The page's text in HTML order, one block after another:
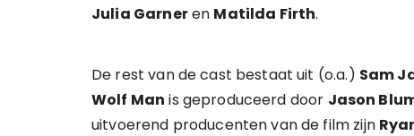
Julia Garneren Matilda Firth.
De rest van de cast bestaat uit (o.a.) Sam
Wolf Man is geproduceerd door Jason
uitvoerend producenten van de film zijn